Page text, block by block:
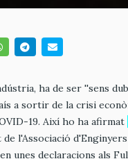
ha de ser ''sens
a sortir de la crisi
19. Així ho ha afirmat
l'Associació
unes declaracions als